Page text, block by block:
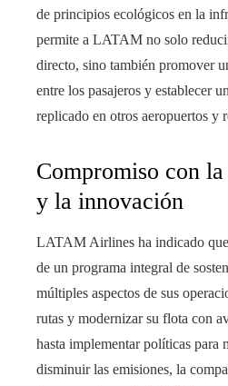
de principios ecológicos en la
permite a LATAM no solo
directo, sino también promover
entre los pasajeros y establecer
replicado en otros aeropuertos y
Compromiso con
y la innovación
LATAM Airlines ha indicado que
de un programa integral de
múltiples aspectos de sus
rutas y modernizar su flota con
hasta implementar políticas para
disminuir las emisiones, la